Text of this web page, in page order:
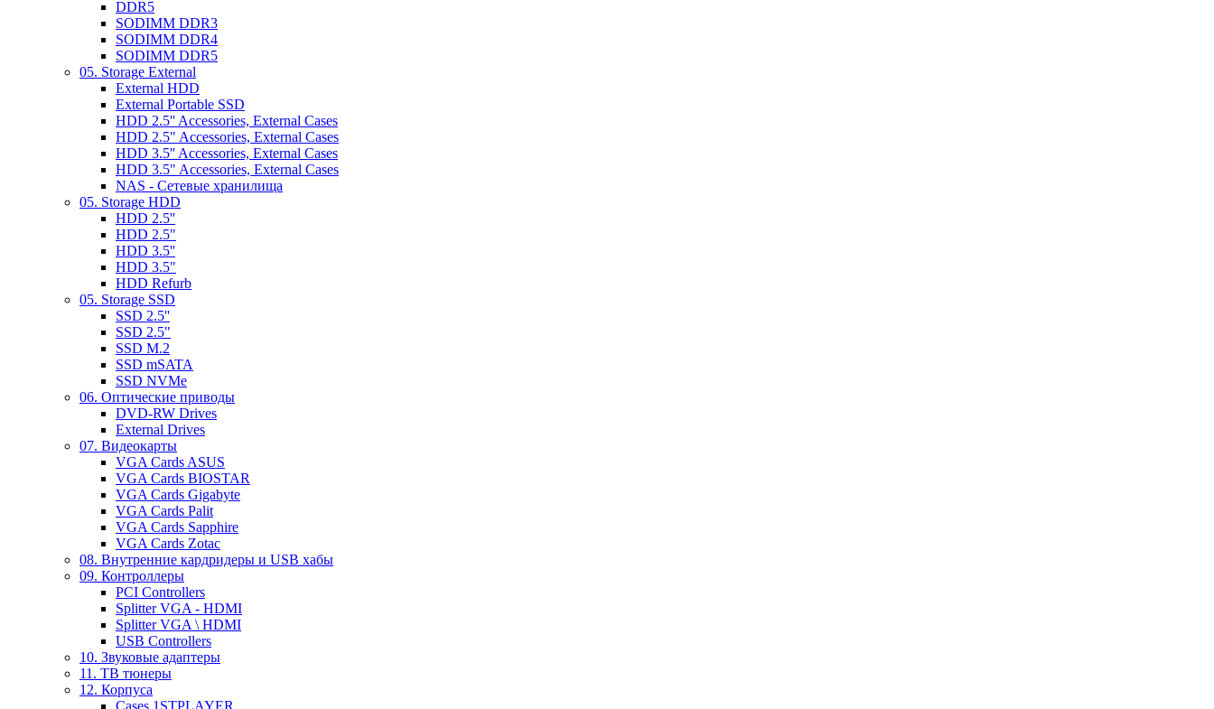
DDR5
SODIMM DDR3
SODIMM DDR4
SODIMM DDR5
05. Storage External
External HDD
External Portable SSD
HDD 2.5'' Accessories, External Cases
HDD 2.5" Accessories, External Cases
HDD 3.5'' Accessories, External Cases
HDD 3.5" Accessories, External Cases
NAS - Сетевые хранилища
05. Storage HDD
HDD 2.5''
HDD 2.5"
HDD 3.5''
HDD 3.5"
HDD Refurb
05. Storage SSD
SSD 2.5''
SSD 2.5"
SSD M.2
SSD mSATA
SSD NVMe
06. Оптические приводы
DVD-RW Drives
External Drives
07. Видеокарты
VGA Cards ASUS
VGA Cards BIOSTAR
VGA Cards Gigabyte
VGA Cards Palit
VGA Cards Sapphire
VGA Cards Zotac
08. Внутренние кардридеры и USB хабы
09. Контроллеры
PCI Controllers
Splitter VGA - HDMI
Splitter VGA \ HDMI
USB Controllers
10. Звуковые адаптеры
11. ТВ тюнеры
12. Корпуса
Cases 1STPLAYER